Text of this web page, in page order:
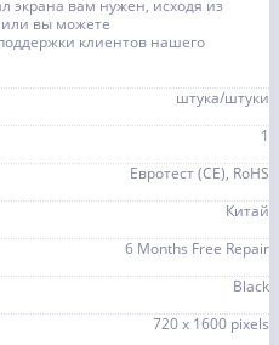
экрана вам нужен, исходя из
или вы можете
клиентов нашего
штука/штуки
1
Евротест (СЕ), RoHS
Китай
6 Months Free Repair
Black
720 x 1600 pixels